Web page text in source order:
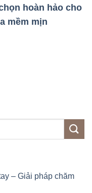
hoàn hảo cho
mềm mịn
– Giải pháp chăm